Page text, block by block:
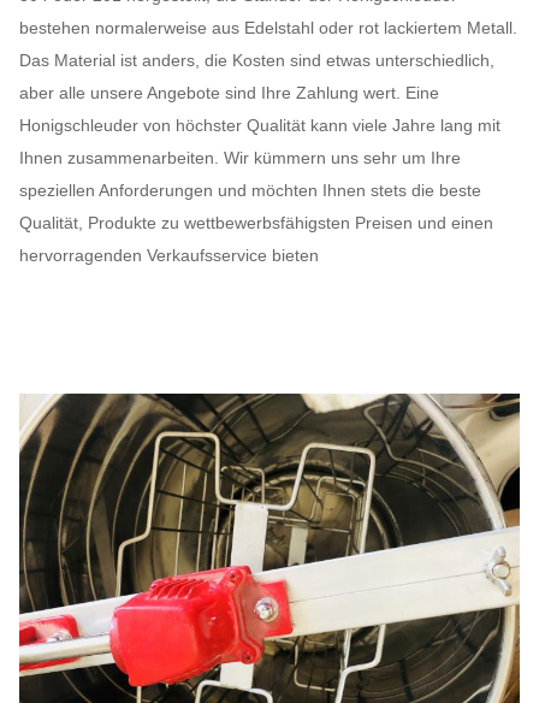
bestehen normalerweise aus Edelstahl oder rot lackiertem Metall.
Das Material ist anders, die Kosten sind etwas unterschiedlich,
aber alle unsere Angebote sind Ihre Zahlung wert. Eine
Honigschleuder von höchster Qualität kann viele Jahre lang mit
Ihnen zusammenarbeiten. Wir kümmern uns sehr um Ihre
speziellen Anforderungen und möchten Ihnen stets die beste
Qualität, Produkte zu wettbewerbsfähigsten Preisen und einen
hervorragenden Verkaufsservice bieten